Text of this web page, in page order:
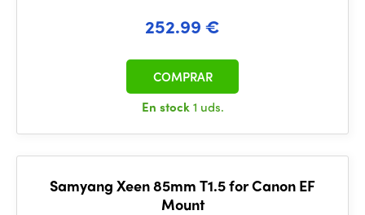
252.99 €
En stock1 uds.
COMPRAR
Samyang Xeen 85mm T1.5 for Canon EF
Mount